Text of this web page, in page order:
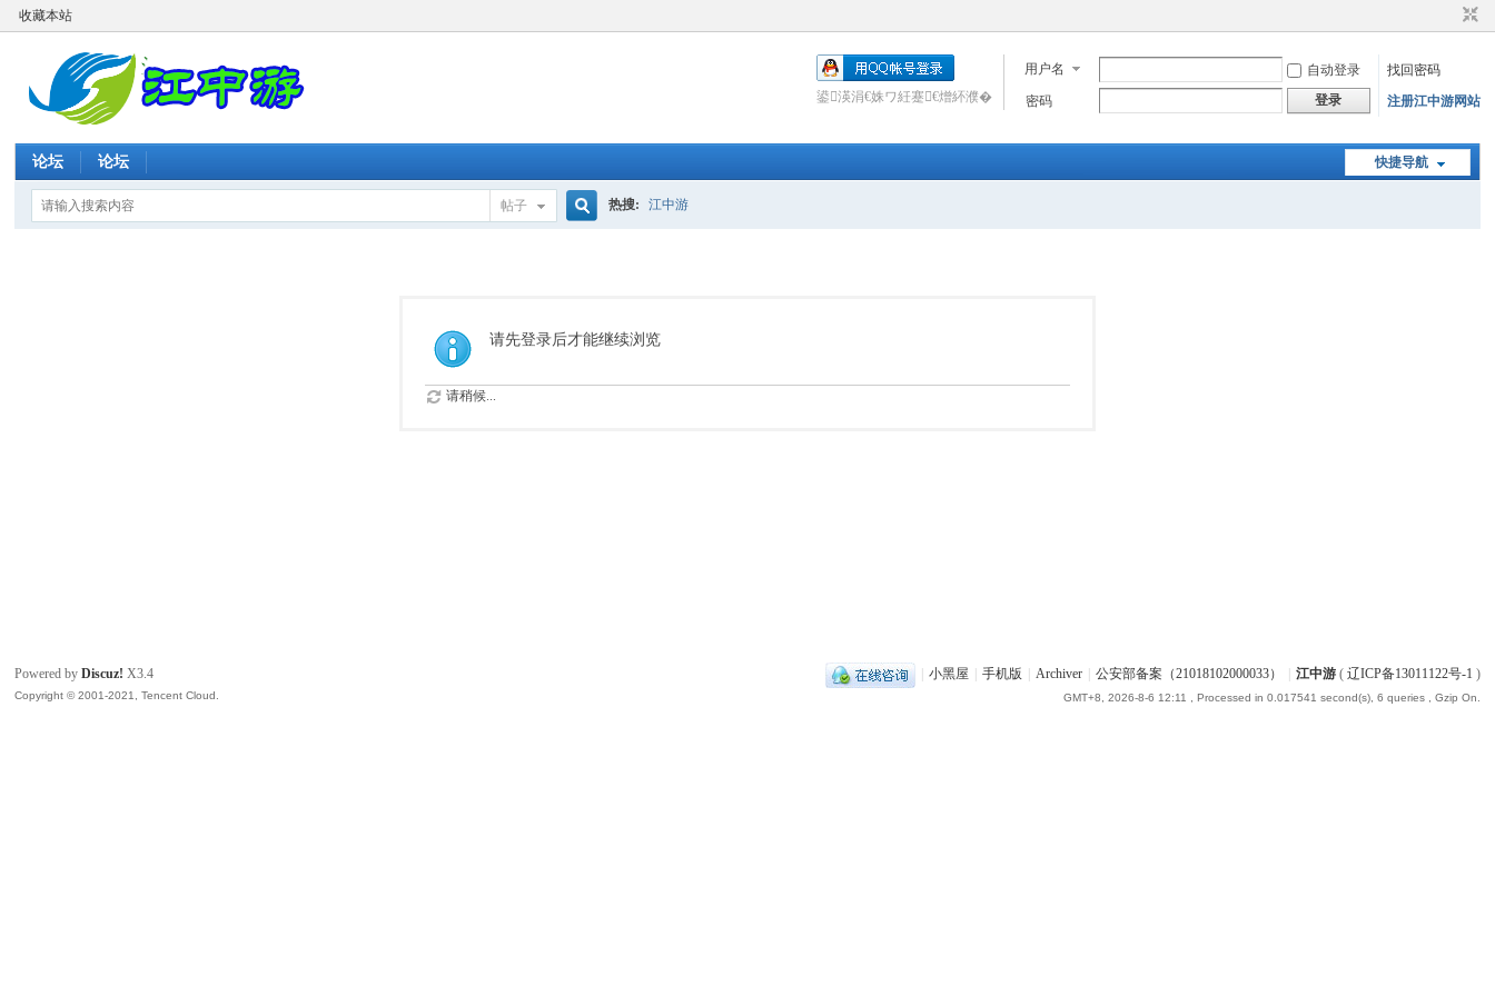
收藏本站
用户名 自动登录
找回密码
密码
登录 注册江中游网站
鍙渶涓€姝ワ紝蹇€熷紑濮�
快捷导航
论坛 论坛
帖子
索
热搜: 江中游
请先登录后才能继续浏览
请稍候...
小黑屋 手机版 Archiver 公安部备案（21018102000033） 江中游( 辽ICP备13011122号-1 )
GMT+8, 2026-8-6 12:11 , Processed in 0.017541 second(s), 6 queries , Gzip On.
Powered byDiscuz! X3.4
Copyright © 2001-2021, Tencent Cloud.